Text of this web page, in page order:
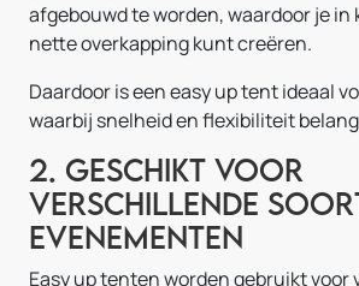
afgebouwd te worden, waardoor je in
nette overkapping kunt creëren.
Daardoor is een easy up tent ideaal
waarbij snelheid en flexibiliteit
2. Geschikt voor
verschillende
evenementen
Easy up tenten worden gebruikt voor